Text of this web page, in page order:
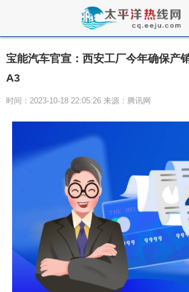
宝能汽车官宣：西安工厂今年确保产
A3
时间：2023-10-18 22:05:26 来源：腾讯网